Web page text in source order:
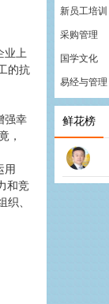
业上
的抗
强幸
，
用
和竞
、
新员工培训
采购管理
国学文化
易经与管理
鲜花榜